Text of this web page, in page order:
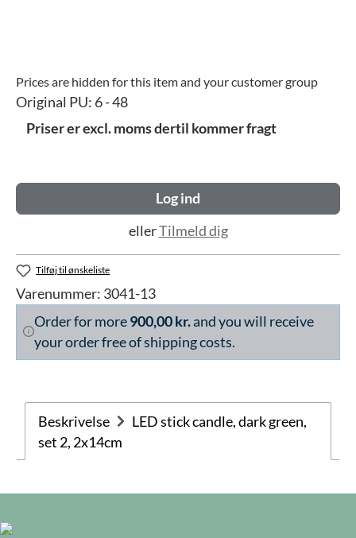
Prices are hidden for this item and your customer group
Original PU: 6 - 48
Priser er excl. moms dertil kommer fragt
Log ind
ellerTilmeld dig
Tilføj til ønskeliste
Varenummer: 3041-13
Order for more900,00 kr.and you will receive
your order free of shipping costs.
Beskrivelse
LED stick candle, dark green,
set 2, 2x14cm